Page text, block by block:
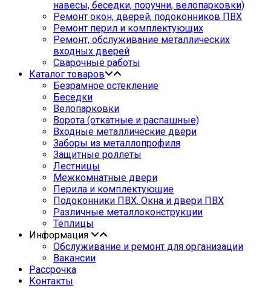
навесы, беседки, поручни, велопарковки)
Ремонт окон, дверей, подоконников ПВХ
Ремонт перил и комплектующих
Ремонт, обслуживание металлических
входных дверей
Сварочные работы
Каталог товаров
Безрамное остекление
Беседки
Велопарковки
Ворота (откатные и распашные)
Входные металлические двери
Заборы из металлопрофиля
Защитные роллеты
Лестницы
Межкомнатные двери
Перила и комплектующие
Подоконники ПВХ. Окна и двери ПВХ
Различные металлоконструкции
Теплицы
Информация
Обслуживание и ремонт для организации
Вакансии
Рассрочка
Контакты